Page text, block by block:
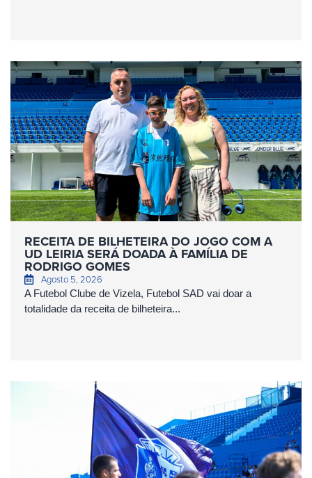
RECEITA DE BILHETEIRA DO JOGO COM A
UD LEIRIA SERÁ DOADA À FAMÍLIA DE
RODRIGO GOMES
Agosto 5, 2026
A Futebol Clube de Vizela, Futebol SAD vai doar a
totalidade da receita de bilheteira...